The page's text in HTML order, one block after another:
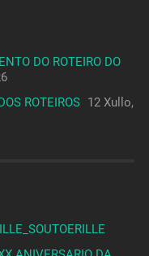
DO ROTEIRO DO
ROTEIROS 12 Xullo,